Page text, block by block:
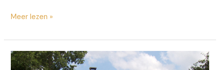
Een
uitbreiden
met
een
Meer lezen »